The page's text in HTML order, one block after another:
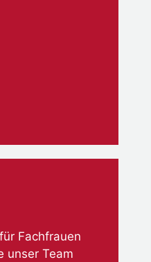
Fachfrauen
unser Team